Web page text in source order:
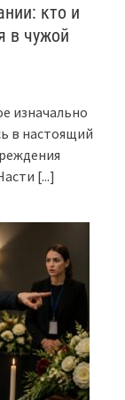
кто и
в чужой
изначально
в настоящий
[...]